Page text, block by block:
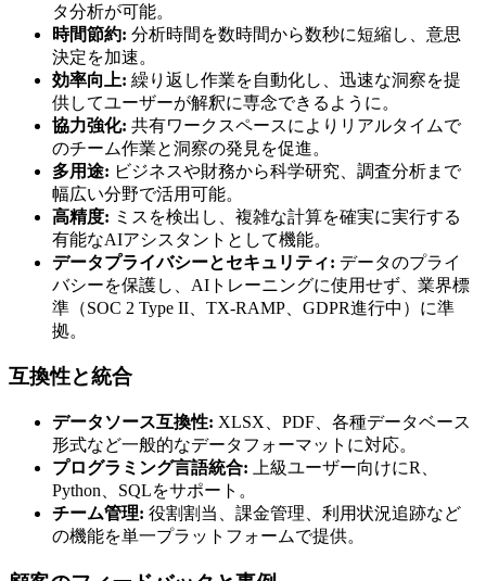
タ分析が可能。
時間節約: 分析時間を数時間から数秒に短縮し、意思
決定を加速。
効率向上: 繰り返し作業を自動化し、迅速な洞察を提
供してユーザーが解釈に専念できるように。
協力強化: 共有ワークスペースによりリアルタイムで
のチーム作業と洞察の発見を促進。
多用途: ビジネスや財務から科学研究、調査分析まで
幅広い分野で活用可能。
高精度: ミスを検出し、複雑な計算を確実に実行する
有能なAIアシスタントとして機能。
データプライバシーとセキュリティ: データのプライ
バシーを保護し、AIトレーニングに使用せず、業界標
準（SOC 2 Type II、TX-RAMP、GDPR進行中）に準
拠。
互換性と統合
データソース互換性: XLSX、PDF、各種データベース
形式など一般的なデータフォーマットに対応。
プログラミング言語統合: 上級ユーザー向けにR、
Python、SQLをサポート。
チーム管理: 役割割当、課金管理、利用状況追跡など
の機能を単一プラットフォームで提供。